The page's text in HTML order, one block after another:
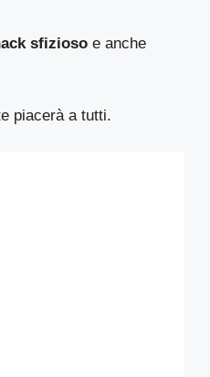
sfizioso e anche
piacerà a tutti.